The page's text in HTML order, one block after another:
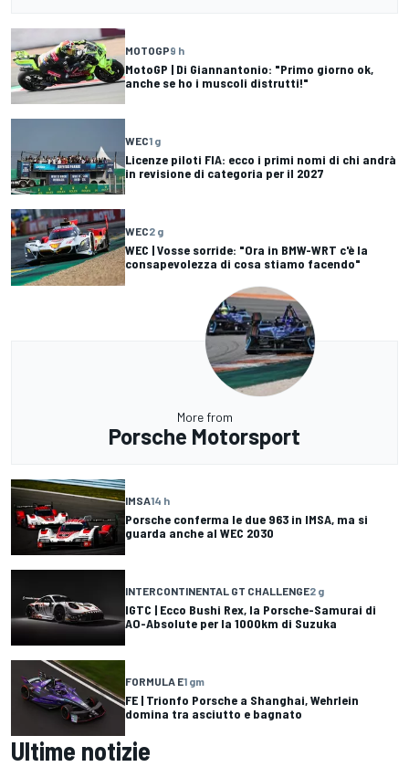
MOTOGP9 h
MotoGP | Di Giannantonio: "Primo giorno ok,
anche se ho i muscoli distrutti!"
WEC1 g
Licenze piloti FIA: ecco i primi nomi di chi andrà
in revisione di categoria per il 2027
WEC2 g
WEC | Vosse sorride: "Ora in BMW-WRT c'è la
consapevolezza di cosa stiamo facendo"
More from
Porsche Motorsport
IMSA14 h
Porsche conferma le due 963 in IMSA, ma si
guarda anche al WEC 2030
INTERCONTINENTAL GT CHALLENGE2 g
IGTC | Ecco Bushi Rex, la Porsche-Samurai di
AO-Absolute per la 1000km di Suzuka
FORMULA E1 gm
FE | Trionfo Porsche a Shanghai, Wehrlein
domina tra asciutto e bagnato
Ultime notizie